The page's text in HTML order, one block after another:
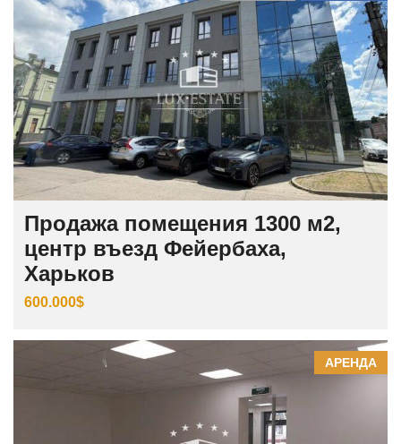
Продажа помещения 1300 м2,
центр въезд Фейербаха,
Харьков
600.000$
АРЕНДА